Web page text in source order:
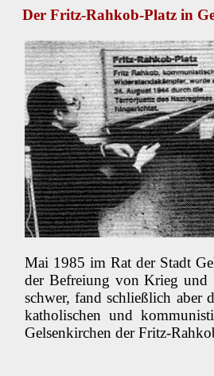
Der Fritz-Rahkob-Platz in
Mai 1985 im Rat der Stadt
der Befreiung von Krieg und
schwer, fand schließlich aber
katholischen und
Gelsenkirchen der Fritz-